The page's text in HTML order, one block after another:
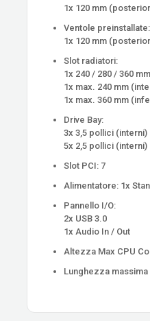
1x 120 mm
Ventole preinstallate:
1x 120 mm
Slot radiatori:
1x 240 / 280 / 360
1x max. 240 mm
1x max. 360 mm
Drive Bay:
3x 3,5 pollici (interni)
5x 2,5 pollici (interni)
Slot PCI: 7
Alimentatore: 1x
Pannello I/O:
2x USB 3.0
1x Audio In / Out
Altezza Max CPU
Lunghezza massima